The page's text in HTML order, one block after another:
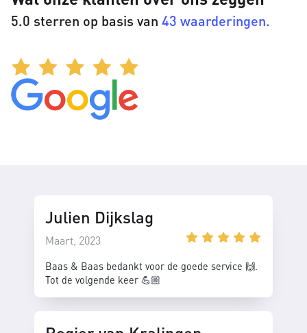
5.0 sterren op basis van 43 waarderingen.
Julien Dijkslag
Maart, 2023
Baas & Baas bedankt voor de goede service 🙌.
Tot de volgende keer 💪🏼